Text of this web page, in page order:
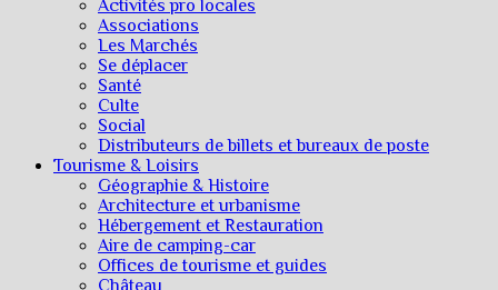
Activités pro locales
Associations
Les Marchés
Se déplacer
Santé
Culte
Social
Distributeurs de billets et bureaux de poste
Tourisme & Loisirs
Géographie & Histoire
Architecture et urbanisme
Hébergement et Restauration
Aire de camping-car
Offices de tourisme et guides
Château